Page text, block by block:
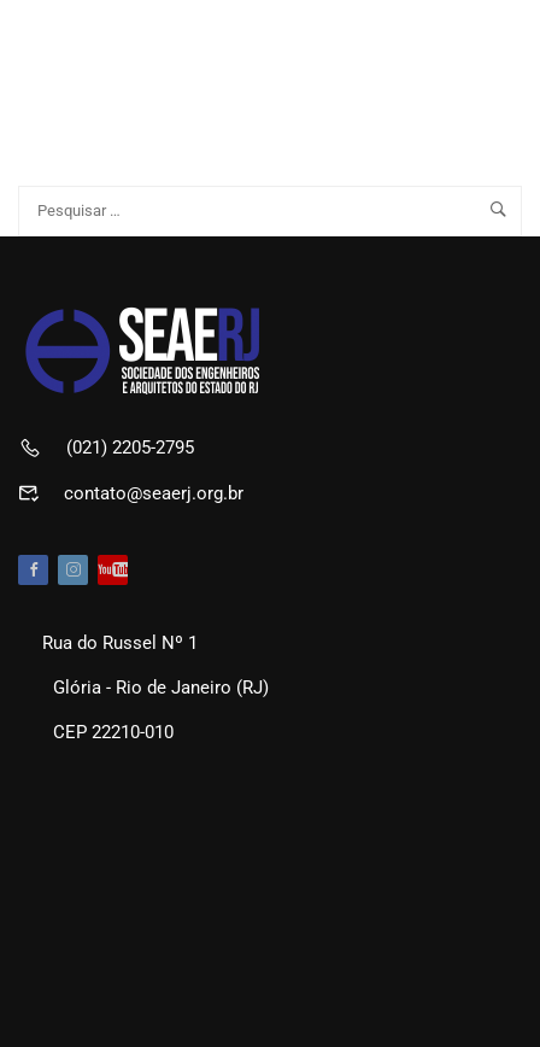
(021) 2205-2795
contato@seaerj.org.br
Rua do Russel Nº 1
Glória - Rio de Janeiro (RJ)
CEP 22210-010